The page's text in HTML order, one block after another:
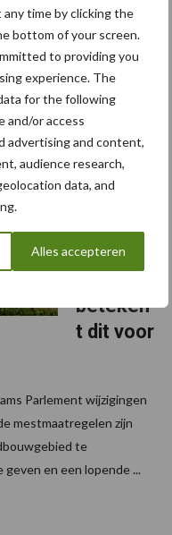
time by clicking the
bottom of your screen.
to providing you
experience. The
for the following
and/or access
advertising and content,
audience research,
data, and
Alles accepteren
17 februari. Er zijn een
Mestdecreet, maar de
het toelaat en de
Nieuwe
mestma
n vanaf
2025:
beteken
t dit voor
Parlement wijzigingen
mestmaatregelen zijn
te
en een lopende ...